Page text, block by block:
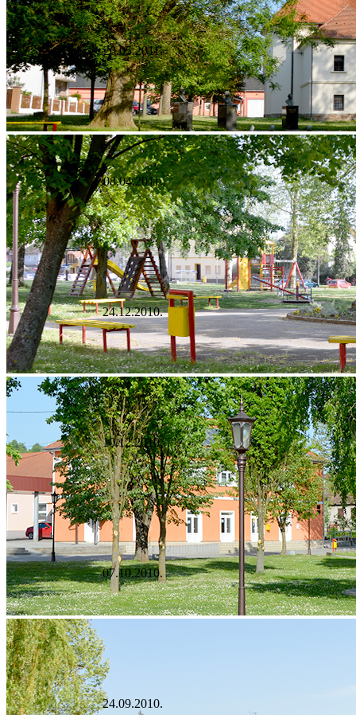
20.05.2011.
08.04.2011.
24.12.2010.
10.12.2010.
07.10.2010.
24.09.2010.